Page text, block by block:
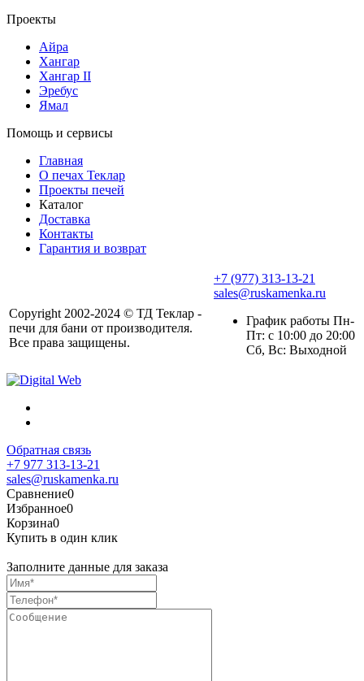
Проекты
Айра
Хангар
Хангар II
Эребус
Ямал
Помощь и сервисы
Главная
О печах Теклар
Проекты печей
Каталог
Доставка
Контакты
Гарантия и возврат
Copyright 2002-2024 © ТД Теклар -
печи для бани от производителя.
Все права защищены.
+7 (977) 313-13-21
sales@ruskamenka.ru
График работы Пн-
Пт: с 10:00 до 20:00
Сб, Вс: Выходной
Обратная связь
+7 977 313-13-21
sales@ruskamenka.ru
Сравнение0
Избранное0
Корзина0
Купить в один клик
Заполните данные для заказа